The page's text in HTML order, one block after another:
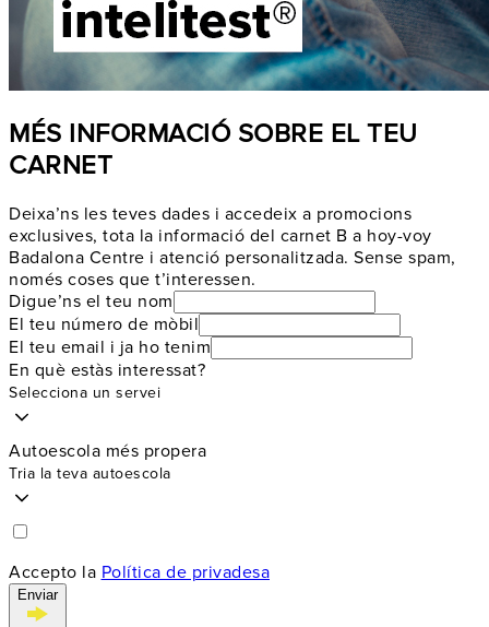
MÉS INFORMACIÓ SOBRE EL TEU
CARNET
Deixa’ns les teves dades i accedeix a promocions
exclusives, tota la informació del carnet B a hoy-voy
Badalona Centre i atenció personalitzada. Sense spam,
només coses que t’interessen.
Digue’ns el teu nom
El teu número de mòbil
El teu email i ja ho tenim
En què estàs interessat?
Selecciona un servei
Autoescola més propera
Tria la teva autoescola
Accepto la Política de privadesa
Enviar